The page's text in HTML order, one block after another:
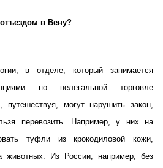
в Вену?
в отделе, который занимается
по нелегальной торговле
могут нарушить закон,
перевозить. Например, у них на
туфли из крокодиловой кожи,
животных. Из России, например, без